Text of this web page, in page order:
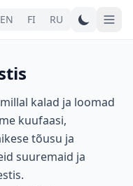
EN FI RU
kalad ja loomad
kuufaasi,
tõusu ja
suuremaid ja